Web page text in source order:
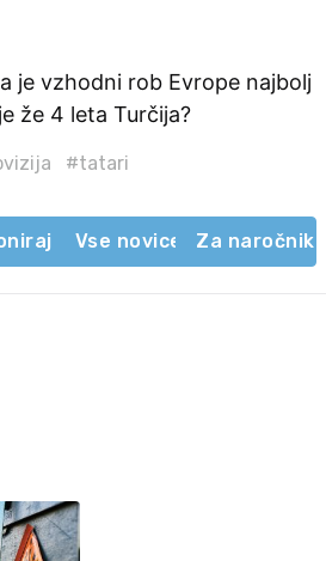
je vzhodni rob Evrope najbolj
že 4 leta Turčija?
#tatari
Vse novice Za naročnike